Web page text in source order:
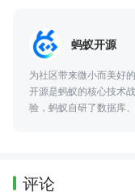
蚂蚁开源
为社区带来微小而美好的
开源是蚂蚁的核心技术
验，蚂蚁自研了数据库
评论